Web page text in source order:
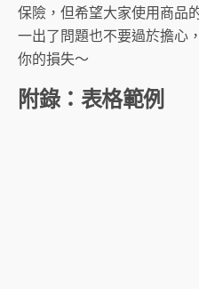
保險，但希望大家使用商品
一出了問題也不要過於擔心
你的損失～
附錄：表格範例